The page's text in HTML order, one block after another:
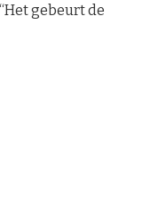
gebeurt de